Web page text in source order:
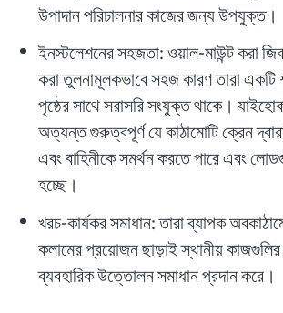
উপাদান পরিচালনার কাজের জন্য উপযুক্ত।
ইনস্টলেশনের সহজতা: ওয়াল-মাউন্ট করা
করা তুলনামূলকভাবে সহজ কারণ তারা
পৃষ্ঠের সাথে সরাসরি সংযুক্ত থাকে।
অত্যন্ত গুরুত্বপূর্ণ যে কাঠামোটি ক্রেন
এবং বাহিনীকে সমর্থন করতে পারে এবং
হচ্ছে।
খরচ-কার্যকর সমাধান: তারা ব্যাপক
কলামের প্রয়োজন ছাড়াই স্থানীয়
ব্যবহারিক উত্তোলন সমাধান প্রদান করে।